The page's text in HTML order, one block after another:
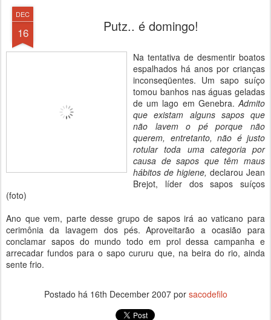
DEC
16 Putz.. é domingo!
Na tentativa de desmentir boatos
espalhados há anos por crianças
inconseqüentes. Um sapo suíço
tomou banhos nas águas geladas
de um lago em Genebra.Admito
que existam alguns sapos que
não lavem o pé porque não
querem, entretanto, não é justo
rotular toda uma categoria por
causa de sapos que têm maus
hábitos de higiene, declarou Jean
Brejot, líder dos sapos suíços
(foto)
Ano que vem, parte desse grupo de sapos irá ao vaticano para
cerimônia da lavagem dos pés. Aproveitarão a ocasião para
conclamar sapos do mundo todo em prol dessa campanha e
arrecadar fundos para o sapo cururu que, na beira do rio, ainda
sente frio.
Postado há 16th December 2007por sacodefilo